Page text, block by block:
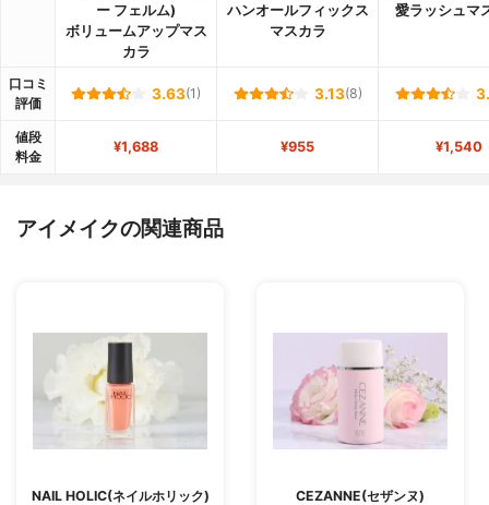
ー フェルム)
ボリュームアップマス
カラ
ハンオールフィックス
マスカラ
愛ラッシュマ
口コミ
評価
3.63(1) 3.13(8)
値段
料金
¥1,688 ¥955 ¥1,540
アイメイクの関連商品
NAIL HOLIC(ネイルホリック)
CEZANNE(セザンヌ)